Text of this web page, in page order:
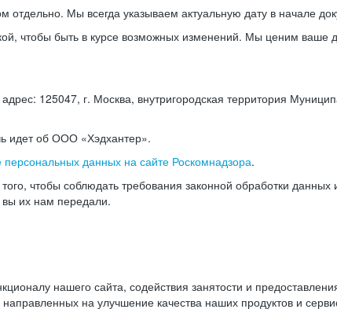
Мы всегда указываем актуальную дату в начале
чтобы быть в курсе возможных изменений. Мы ценим ваше
125047, г. Москва, внутригородская территория
идет об ООО «Хэдхантер».
персональных данных на сайте Роскомнадзора.
чтобы соблюдать требования законной обработки
вы их нам передали.
нашего сайта, содействия занятости и
на улучшение качества наших продуктов и